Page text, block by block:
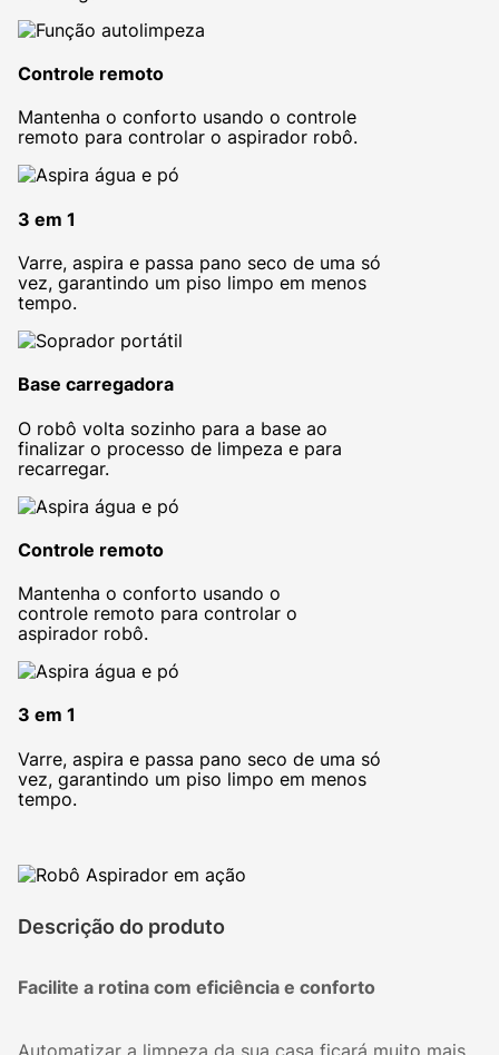
Controle remoto
Mantenha o conforto usando o controle
remoto para controlar o aspirador robô.
3 em 1
Varre, aspira e passa pano seco de uma só
vez, garantindo um piso limpo em menos
tempo.
Base carregadora
O robô volta sozinho para a base ao
finalizar o processo de limpeza e para
recarregar.
Controle remoto
Mantenha o conforto usando o
controle remoto para controlar o
aspirador robô.
3 em 1
Varre, aspira e passa pano seco de uma só
vez, garantindo um piso limpo em menos
tempo.
Descrição do produto
Facilite a rotina com eficiência e conforto